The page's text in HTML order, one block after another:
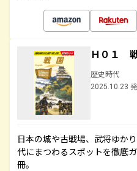
Ｈ０１
歴史時代
2025.10.23
日本の城や古戦場、武将ゆか
代にまつわるスポットを徹底
冊。